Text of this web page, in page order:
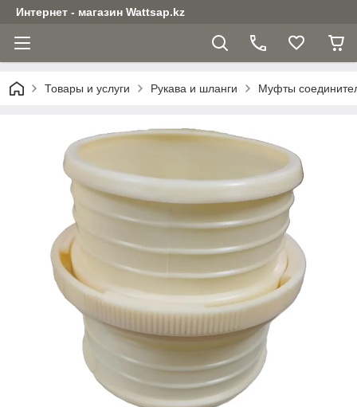
Интернет - магазин Wattsap.kz
Товары и услуги Рукава и шланги Муфты